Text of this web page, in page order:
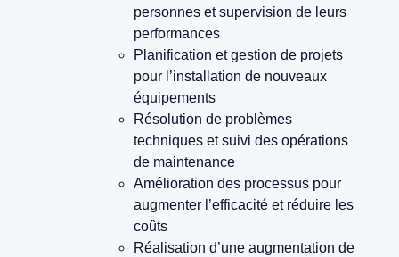
personnes et supervision de leurs
performances
Planification et gestion de projets
pour l’installation de nouveaux
équipements
Résolution de problèmes
techniques et suivi des opérations
de maintenance
Amélioration des processus pour
augmenter l’efficacité et réduire les
coûts
Réalisation d’une augmentation de